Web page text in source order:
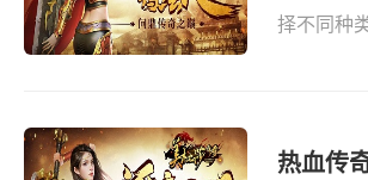
择不同种
热血传